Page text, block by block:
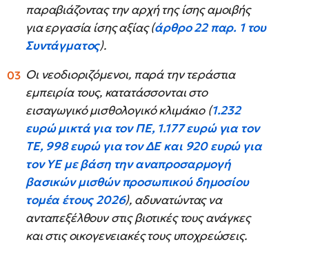
παραβιάζοντας την αρχή της ίσης αμοιβής
για εργασία ίσης αξίας (άρθρο 22 παρ. 1 του
Συντάγματος).
Οι νεοδιοριζόμενοι, παρά την τεράστια
εμπειρία τους, κατατάσσονται στο
εισαγωγικό μισθολογικό κλιμάκιο (1.232
ευρώ μικτά για τον ΠΕ, 1.177 ευρώ για τον
ΤΕ, 998 ευρώ για τον ΔΕ και 920 ευρώ για
τον ΥΕ με βάση την αναπροσαρμογή
βασικών μισθών προσωπικού δημοσίου
τομέα έτους 2026), αδυνατώντας να
ανταπεξέλθουν στις βιοτικές τους ανάγκες
και στις οικογενειακές τους υποχρεώσεις.